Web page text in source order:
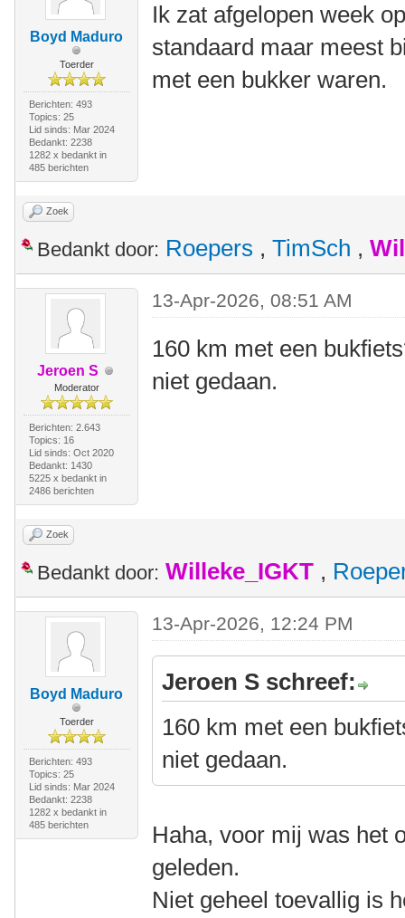
Boyd Maduro
Toerder
Berichten: 493
Topics: 25
Lid sinds: Mar 2024
Bedankt: 2238
1282 x bedankt in
485 berichten
Ik zat afgelopen week
standaard maar meest
met een bukker waren.
Zoek
Bedankt door: Roepers , TimSch ,
Jeroen S
Moderator
Berichten: 2.643
Topics: 16
Lid sinds: Oct 2020
Bedankt: 1430
5225 x bedankt in
2486 berichten
13-Apr-2026, 08:51 AM
160 km met een
niet gedaan.
Zoek
Bedankt door: Willeke_IGKT ,
Boyd Maduro
Toerder
Berichten: 493
Topics: 25
Lid sinds: Mar 2024
Bedankt: 2238
1282 x bedankt in
485 berichten
13-Apr-2026, 12:24 PM
Jeroen S schreef:
160 km met een
niet gedaan.
Haha, voor mij was het
geleden.
Niet geheel toevallig is